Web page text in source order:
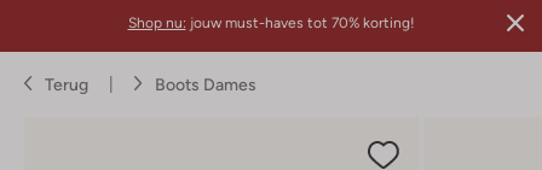
Shop nu: jouw must-haves tot 70% korting!
Terug Boots Dames